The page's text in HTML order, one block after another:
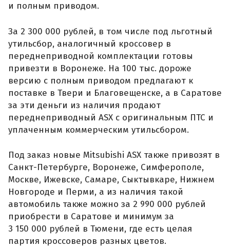
и полным приводом.
За 2 300 000 рублей, в том числе под льготный
утильсбор, аналогичный кроссовер в
переднеприводной комплектации готовы
привезти в Воронеже. На 100 тыс. дороже
версию с полным приводом предлагают к
поставке в Твери и Благовещенске, а в Саратове
за эти деньги из наличия продают
переднеприводный ASX с оригинальным ПТС и
уплаченным коммерческим утильсбором.
Под заказ новые Mitsubishi ASX также привозят в
Санкт-Петербурге, Воронеже, Симферополе,
Москве, Ижевске, Самаре, Сыктывкаре, Нижнем
Новгороде и Перми, а из наличия такой
автомобиль также можно за 2 990 000 рублей
приобрести в Саратове и минимум за
3 150 000 рублей в Тюмени, где есть целая
партия кроссоверов разных цветов.